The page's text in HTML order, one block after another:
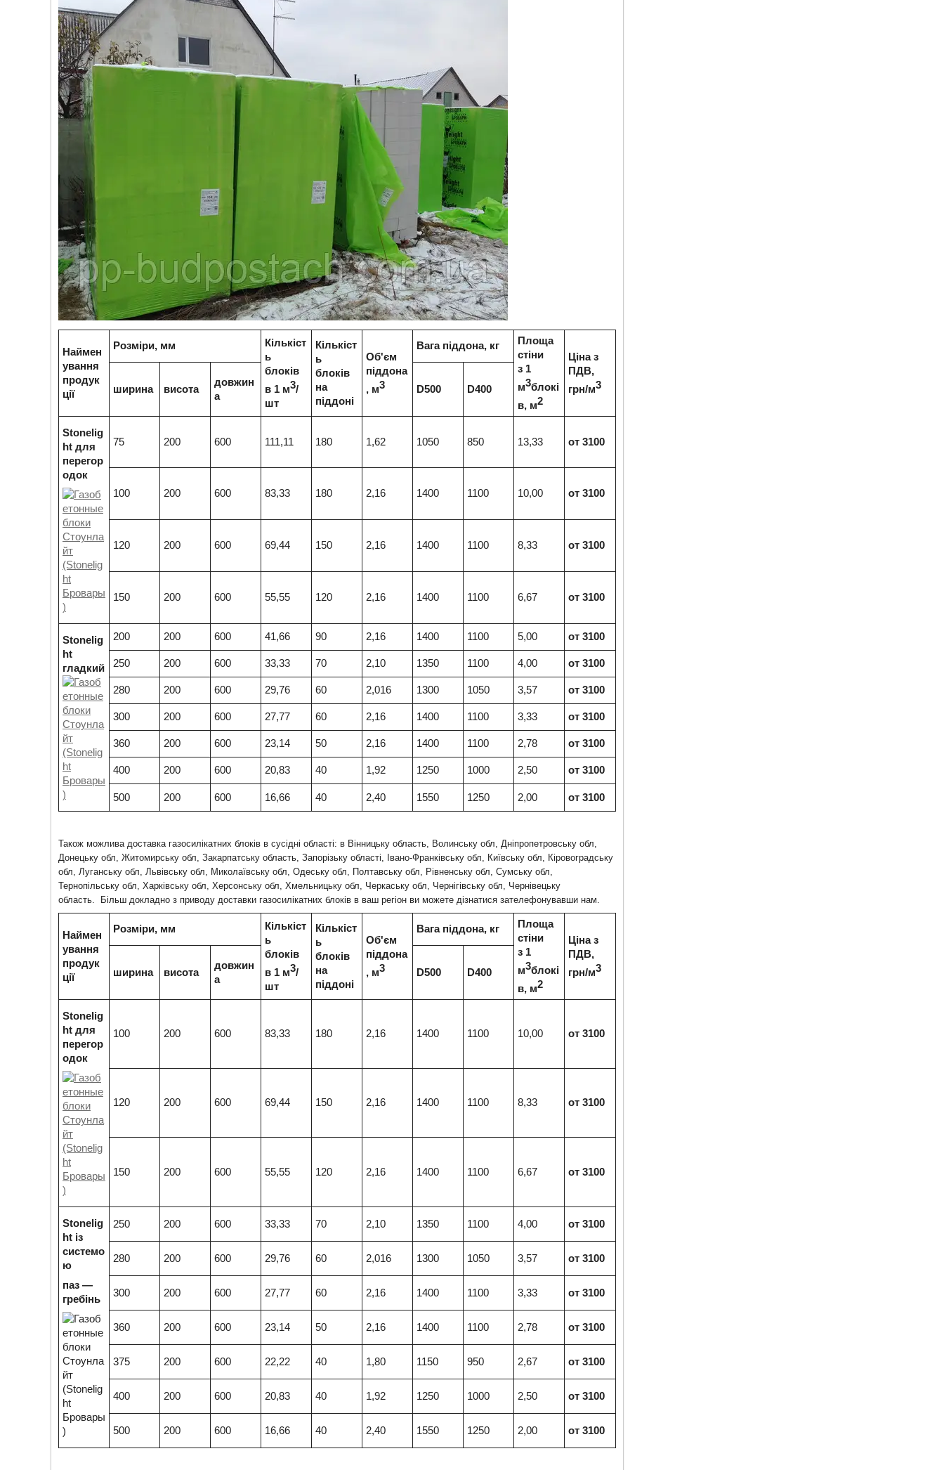
Наймен
ування
продук
ції
Розміри, мм
Кількіст
ь
блоків
в 1 м3/
шт
Кількіст
ь
блоків
на
піддоні
Об'єм
піддона
, м3
Вага піддона, кг
Площа
стіни
з 1
м3блокі
в, м2
Ціна з
ПДВ,
грн/м3
ширина висота
довжин
а
D500 D400
Stonelig
ht для
перегор
одок
75 200 600 111,11 180 1,62 1050 850 13,33 от 3100
100 200 600 83,33 180 2,16 1400 1100 10,00 от 3100
120 200 600 69,44 150 2,16 1400 1100 8,33 от 3100
150 200 600 55,55 120 2,16 1400 1100 6,67 от 3100
Stonelig
ht
гладкий
200 200 600 41,66 90 2,16 1400 1100 5,00 от 3100
250 200 600 33,33 70 2,10 1350 1100 4,00 от 3100
280 200 600 29,76 60 2,016 1300 1050 3,57 от 3100
300 200 600 27,77 60 2,16 1400 1100 3,33 от 3100
360 200 600 23,14 50 2,16 1400 1100 2,78 от 3100
400 200 600 20,83 40 1,92 1250 1000 2,50 от 3100
500 200 600 16,66 40 2,40 1550 1250 2,00 от 3100
Також можлива доставка газосилікатних блоків в сусідні області: в Вінницьку область, Волинську обл, Дніпропетровську обл,
Донецьку обл, Житомирську обл, Закарпатську область, Запорізьку області, Івано-Франківську обл, Київську обл, Кіровоградську
обл, Луганську обл, Львівську обл, Миколаївську обл, Одеську обл, Полтавську обл, Рівненську обл, Сумську обл,
Тернопільську обл, Харківську обл, Херсонську обл, Хмельницьку обл, Черкаську обл, Чернігівську обл, Чернівецьку
область. Більш докладно з приводу доставки газосилікатних блоків в ваш регіон ви можете дізнатися зателефонувавши нам.
Наймен
ування
продук
ції
Розміри, мм
Кількіст
ь
блоків
в 1 м3/
шт
Кількіст
ь
блоків
на
піддоні
Об'єм
піддона
, м3
Вага піддона, кг
Площа
стіни
з 1
м3блокі
в, м2
Ціна з
ПДВ,
грн/м3
ширина висота
довжин
а
D500 D400
Stonelig
ht для
перегор
одок
100 200 600 83,33 180 2,16 1400 1100 10,00 от 3100
120 200 600 69,44 150 2,16 1400 1100 8,33 от 3100
150 200 600 55,55 120 2,16 1400 1100 6,67 от 3100
Stonelig
ht із
системо
ю
паз —
гребінь
250 200 600 33,33 70 2,10 1350 1100 4,00 от 3100
280 200 600 29,76 60 2,016 1300 1050 3,57 от 3100
300 200 600 27,77 60 2,16 1400 1100 3,33 от 3100
360 200 600 23,14 50 2,16 1400 1100 2,78 от 3100
375 200 600 22,22 40 1,80 1150 950 2,67 от 3100
400 200 600 20,83 40 1,92 1250 1000 2,50 от 3100
500 200 600 16,66 40 2,40 1550 1250 2,00 от 3100